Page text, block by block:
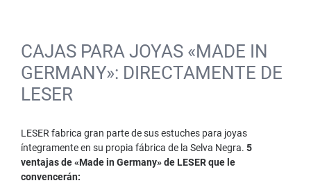
CAJAS PARA JOYAS «MADE IN
GERMANY»: DIRECTAMENTE DE
LESER
LESER fabrica gran parte de sus estuches para joyas
íntegramente en su propia fábrica de la Selva Negra. 5
ventajas de «Made in Germany» de LESER que le
convencerán: